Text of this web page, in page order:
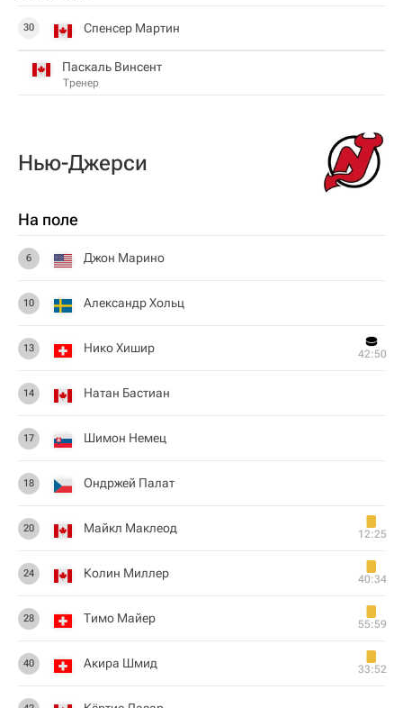
30 Спенсер Мартин
Паскаль Винсент
Тренер
Нью-Джерси
На поле
6 Джон Марино
10 Александр Хольц
13 Нико Хишир 42:50
14 Натан Бастиан
17 Шимон Немец
18 Ондржей Палат
20 Майкл Маклеод 12:25
24 Колин Миллер 40:34
28 Тимо Майер 55:59
40 Акира Шмид 33:52